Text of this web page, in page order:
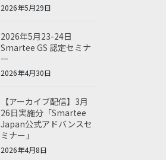
2026年5月29日
2026年5月23-24日
Smartee GS 認定セミナ
ー
2026年4月30日
【アーカイブ配信】3月
26日実施分「Smartee
Japan公式アドバンスセ
ミナー」
2026年4月8日